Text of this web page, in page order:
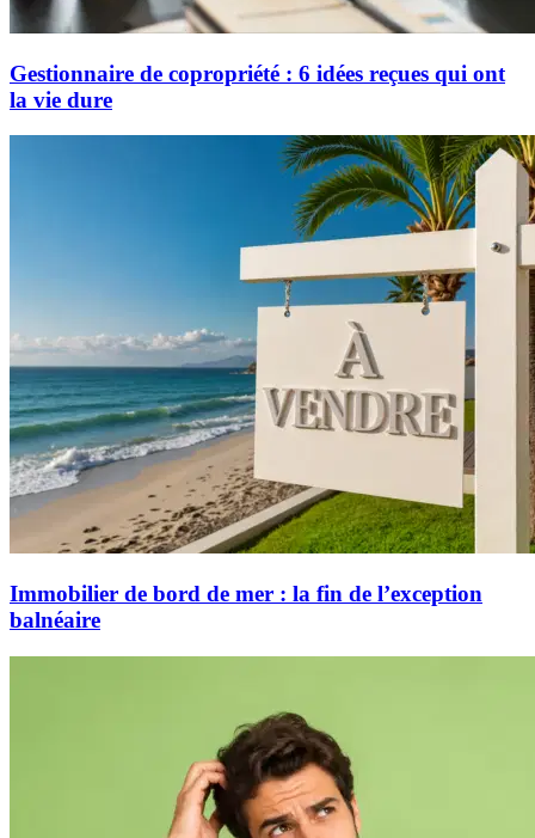
Gestionnaire de copropriété : 6 idées reçues qui ont
la vie dure
Immobilier de bord de mer : la fin de l’exception
balnéaire